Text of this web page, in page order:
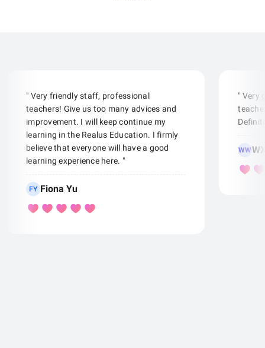
" Very friendly staff, professional
teachers! Give us too many advices and
improvement. I will keep continue my
learning in the Realus Education. I firmly
believe that everyone will have a good
learning experience here. "
FY Fiona Yu
" Very
WW